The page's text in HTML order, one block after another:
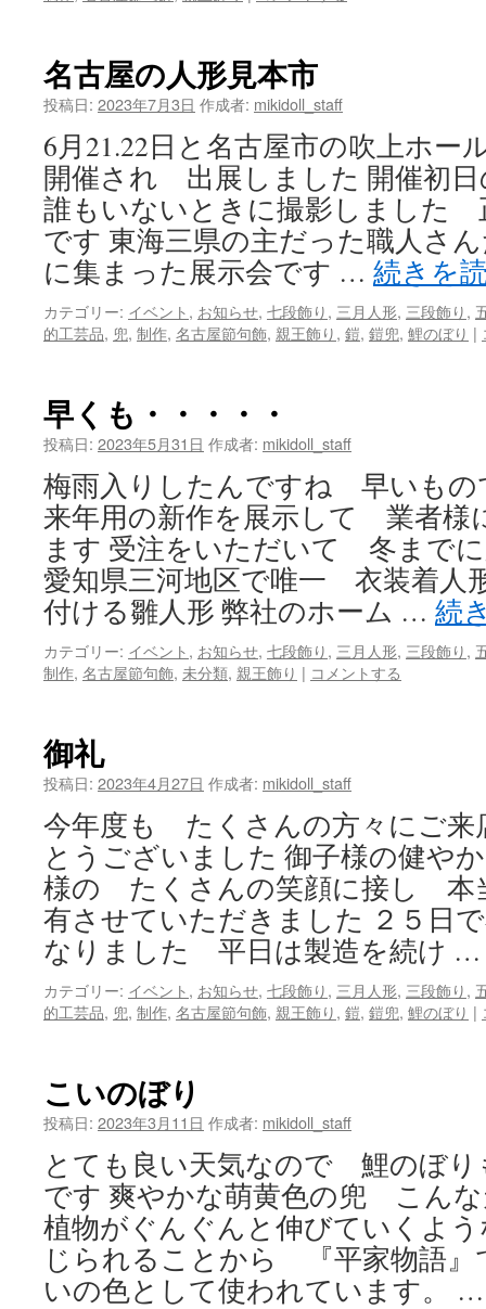
名古屋の人形見本市
投稿日: 2023年7月3日 作成者: mikidoll_staff
6月21.22日と名古屋市の吹上ホ
開催され 出展しました 開催初
誰もいないときに撮影しました
です 東海三県の主だった職人さ
に集まった展示会です … 続きを
カテゴリー: イベント, お知らせ, 七段飾り, 三月人形, 三段飾り,
的工芸品, 兜, 制作, 名古屋節句飾, 親王飾り, 鎧, 鎧兜, 鯉のぼり |
早くも・・・・・
投稿日: 2023年5月31日 作成者: mikidoll_staff
梅雨入りしたんですね 早いもの
来年用の新作を展示して 業者様
ます 受注をいただいて 冬まで
愛知県三河地区で唯一 衣装着人
付ける雛人形 弊社のホーム … 続
カテゴリー: イベント, お知らせ, 七段飾り, 三月人形, 三段飾り,
制作, 名古屋節句飾, 未分類, 親王飾り | コメントする
御礼
投稿日: 2023年4月27日 作成者: mikidoll_staff
今年度も たくさんの方々にご
とうございました 御子様の健や
様の たくさんの笑顔に接し 本
有させていただきました ２５日
なりました 平日は製造を続け
カテゴリー: イベント, お知らせ, 七段飾り, 三月人形, 三段飾り,
的工芸品, 兜, 制作, 名古屋節句飾, 親王飾り, 鎧, 鎧兜, 鯉のぼり |
こいのぼり
投稿日: 2023年3月11日 作成者: mikidoll_staff
とても良い天気なので 鯉のぼり
です 爽やかな萌黄色の兜 こん
植物がぐんぐんと伸びていくよ
じられることから 『平家物語』
いの色として使われています。